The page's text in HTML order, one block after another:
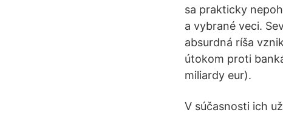
sa prakticky
a vybrané veci.
absurdná ríša
útokom proti
miliardy eur).
V súčasnosti ich